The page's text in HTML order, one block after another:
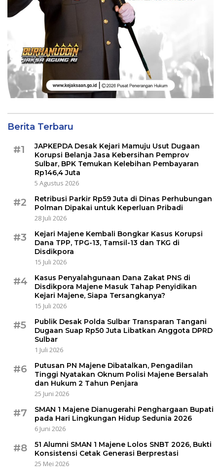
Berita Terbaru
#1
JAPKEPDA Desak Kejari Mamuju Usut Dugaan
Korupsi Belanja Jasa Kebersihan Pemprov
Sulbar, BPK Temukan Kelebihan Pembayaran
Rp146,4 Juta
5 Agustus 2026
#2
Retribusi Parkir Rp59 Juta di Dinas Perhubungan
Polman Dipakai untuk Keperluan Pribadi
28 Juli 2026
#3
Kejari Majene Kembali Bongkar Kasus Korupsi
Dana TPP, TPG-13, Tamsil-13 dan TKG di
Disdikpora
15 Juli 2026
#4
Kasus Penyalahgunaan Dana Zakat PNS di
Disdikpora Majene Masuk Tahap Penyidikan
Kejari Majene, Siapa Tersangkanya?
15 Juli 2026
#5
Publik Desak Polda Sulbar Transparan Tangani
Dugaan Suap Rp50 Juta Libatkan Anggota DPRD
Sulbar
1 Juli 2026
#6
Putusan PN Majene Dibatalkan, Pengadilan
Tinggi Nyatakan Oknum Polisi Majene Bersalah
dan Hukum 2 Tahun Penjara
25 Juni 2026
#7
SMAN 1 Majene Dianugerahi Penghargaan Bupati
pada Hari Lingkungan Hidup Sedunia 2026
6 Juni 2026
#8
51 Alumni SMAN 1 Majene Lolos SNBT 2026, Bukti
Konsistensi Cetak Generasi Berprestasi
25 Mei 2026